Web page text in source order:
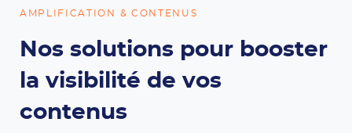
AMPLIFICATION & CONTENUS
Nos solutions pour booster
la visibilité de vos
contenus